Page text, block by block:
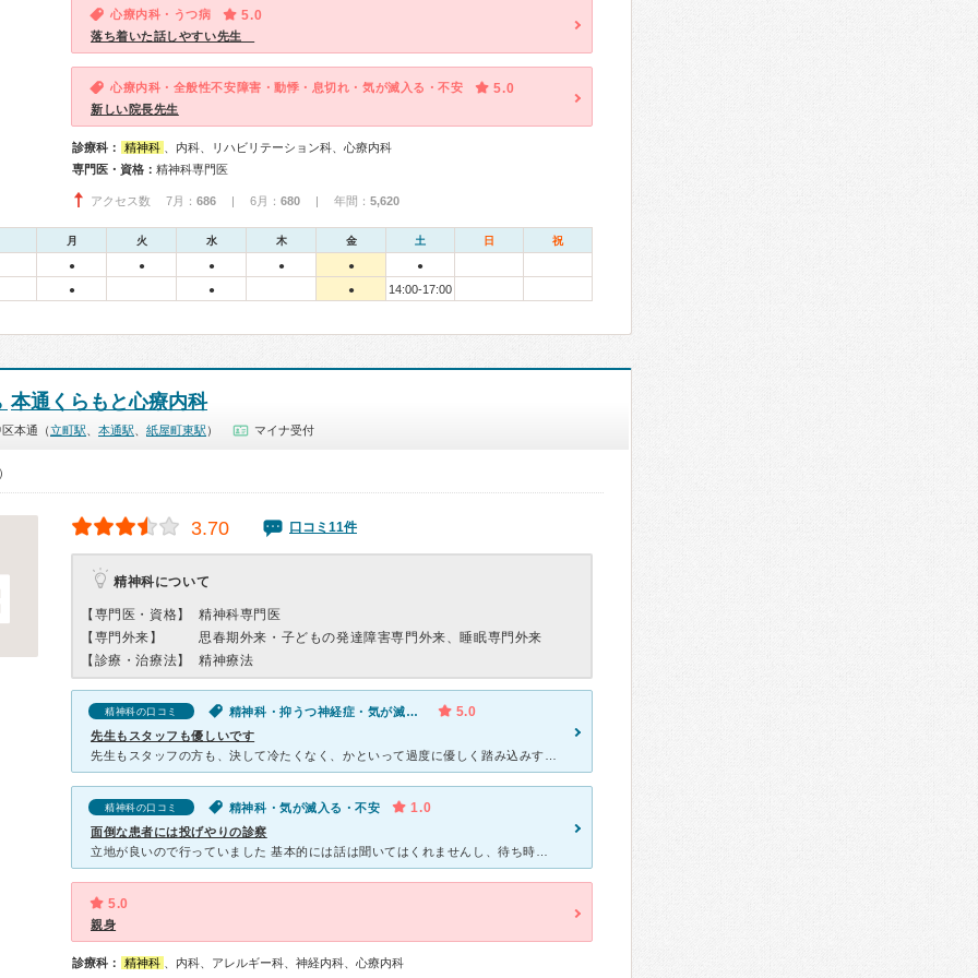
心療内科・うつ病 5.0
落ち着いた話しやすい先生
心療内科・全般性不安障害・動悸・息切れ・気が滅入る・不安 5.0
新しい院長先生
診療科： 精神科
、内科、リハビリテーション科、心療内科
専門医・資格： 精神科専門医
アクセス数 7月： 686 | 6月： 680 | 年間： 5,620
月 火 水 木 金 土 日 祝
● ● ● ● ●
●
●
● ● 14:00-17:00
本通くらもと心療内科
本通（立町駅 本通駅 紙屋町東駅 ） マイナ受付
3.70 口コミ11件
精神科について
【専門医・資格】
精神科専門医
【専門外来】
思春期外来・子どもの発達障害専門外来、睡眠専門外来
【診療・治療法】
精神療法
精神科の口コミ 精神科・抑うつ神経症・気が滅入る・不安 5.0
先生もスタッフも優しいです
精神科の口コミ 精神科・気が滅入る・不安 1.0
面倒な患者には投げやりの診察
5.0
親身
診療科： 精神科 、内科、アレルギー科、神経内科、心療内科